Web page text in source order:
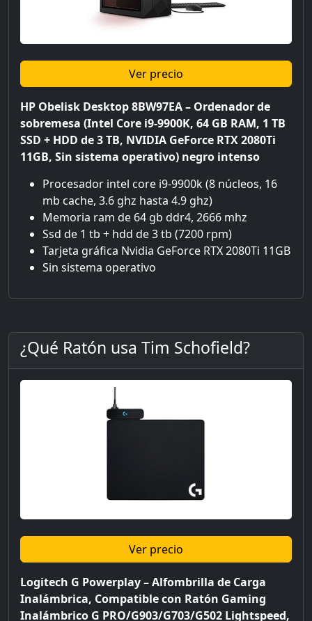
Ver precio
HP Obelisk Desktop 8BW97EA – Ordenador de
sobremesa (Intel Core i9-9900K, 64 GB RAM, 1 TB
SSD + HDD de 3 TB, NVIDIA GeForce RTX 2080Ti
11GB, Sin sistema operativo) negro intenso
Procesador intel core i9-9900k (8 núcleos, 16
mb cache, 3.6 ghz hasta 4.9 ghz)
Memoria ram de 64 gb ddr4, 2666 mhz
Ssd de 1 tb + hdd de 3 tb (7200 rpm)
Tarjeta gráfica Nvidia GeForce RTX 2080Ti 11GB
Sin sistema operativo
¿Qué Ratón usa Tim Schofield?
Ver precio
Logitech G Powerplay – Alfombrilla de Carga
Inalámbrica, Compatible con Ratón Gaming
Inalámbrico G PRO/G903/G703/G502 Lightspeed,